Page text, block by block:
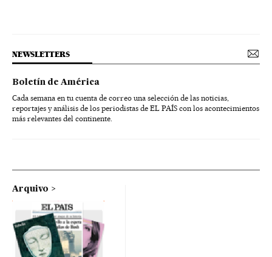
NEWSLETTERS
Boletín de América
Cada semana en tu cuenta de correo una selección de las noticias,
reportajes y análisis de los periodistas de EL PAÍS con los acontecimientos
más relevantes del continente.
Arquivo